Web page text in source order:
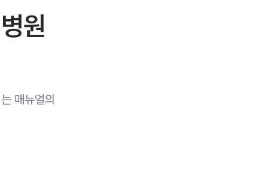
원
매뉴얼의